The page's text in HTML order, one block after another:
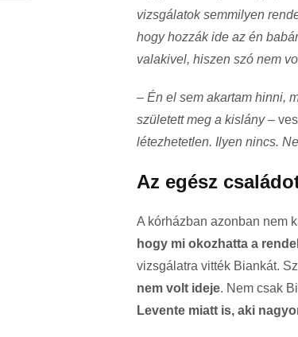
vizsgálatok semmilyen
hogy hozzák ide az én
valakivel, hiszen szó nem
– Én el sem akartam hinni,
született meg a kislány–
létezhetetlen. Ilyen nincs.
Az egész
A kórházban azonban nem
hogy mi okozhatta a
vizsgálatra vitték Biankát.
nem volt ideje. Nem csak
Levente miatt is, aki